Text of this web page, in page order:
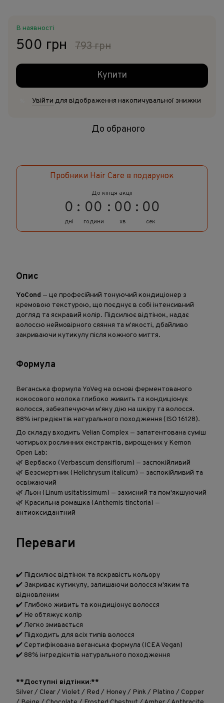
В наявності
500 грн 793 грн
Купити
Увійти для відображення накопичувальної знижки
До обраного
Пробники Hair Care в подарунок
До кінця акції
0
дні
00
години
00
хв
00
сек
Опис
YoCond — це професійний тонуючий кондиціонер з
кремовою текстурою, що поєднує в собі інтенсивний
догляд та яскравий колір. Підсилює відтінок, надає
волоссю неймовірного сяяння та м'якості, дбайливо
закриваючи кутикулу після кожного миття.
Формула
Веганська формула YoVeg на основі ферментованого
кокосового молока глибоко живить та кондиціонує
волосся, забезпечуючи м'яку дію на шкіру та волосся.
88% інгредієнтів натурального походження (ISO 16128).
До складу входить Velian Complex — запатентована суміш
чотирьох рослинних екстрактів, вирощених у Kemon
Open Lab:
🌿 Вербаско (Verbascum densiflorum) — заспокійливий
🌿 Безсмертник (Helichrysum italicum) — заспокійливий та
освіжаючий
🌿 Льон (Linum usitatissimum) — захисний та пом'якшуючий
🌿 Красильна ромашка (Anthemis tinctoria) —
антиоксидантний
Переваги
✔️ Підсилює відтінок та яскравість кольору
✔️ Закриває кутикулу, залишаючи волосся м'яким та
відновленим
✔️ Глибоко живить та кондиціонує волосся
✔️ Не обтяжує колір
✔️ Легко змивається
✔️ Підходить для всіх типів волосся
✔️ Сертифікована веганська формула (ICEA Vegan)
✔️ 88% інгредієнтів натурального походження
**Доступні відтінки:**
Silver / Clear / Violet / Red / Honey / Pink / Platino / Copper